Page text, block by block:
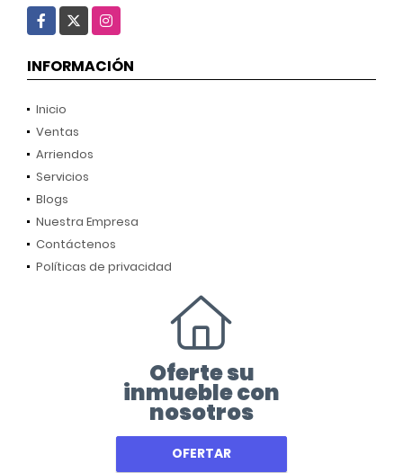
Facebook
X Instagram
INFORMACIÓN
Inicio
Ventas
Arriendos
Servicios
Blogs
Nuestra Empresa
Contáctenos
Políticas de privacidad
Oferte su
inmueble con
nosotros
OFERTAR